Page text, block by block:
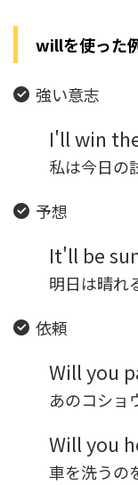
willを使った
強い意志
I'll win
私は今日の
予想
It'll be
明日は晴れ
依頼
Will you
あのコショ
Will you
車を洗うの